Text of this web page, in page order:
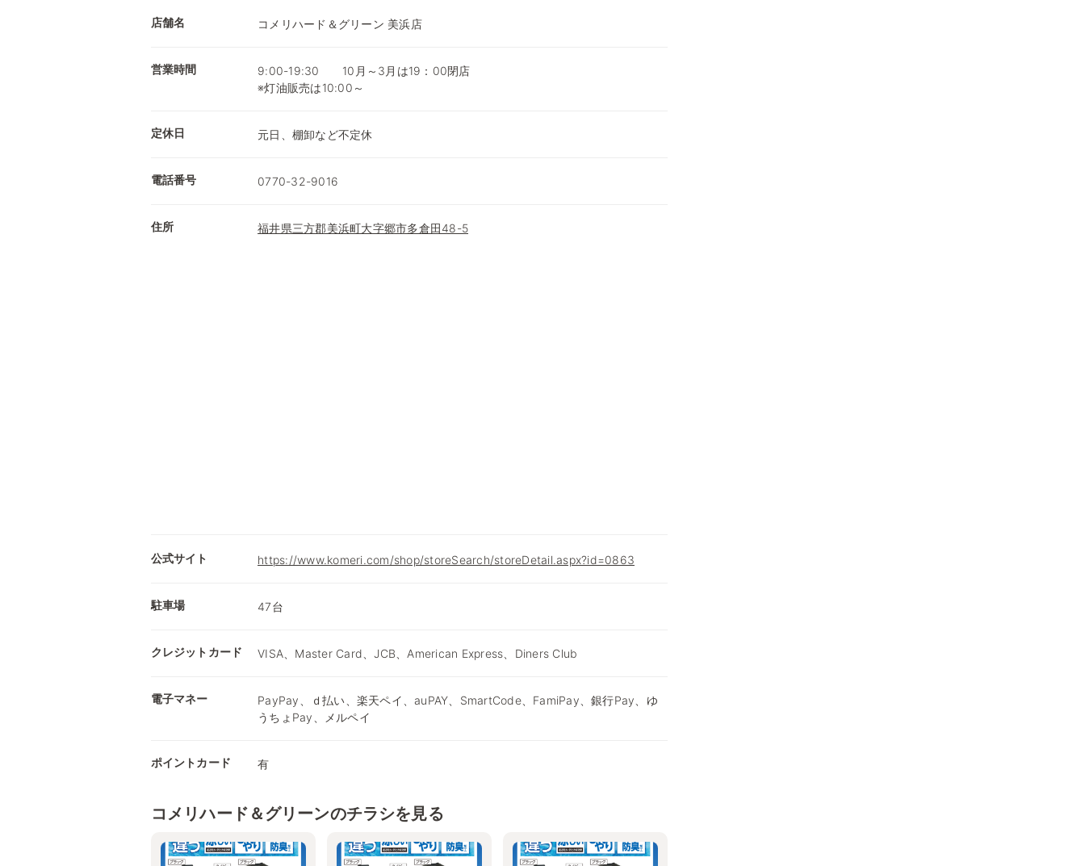
店舗名 コメリハード＆グリーン 美浜店
営業時間
9:00-19:30 10月～3月は19：00閉店
※灯油販売は10:00～
定休日 元日、棚卸など不定休
電話番号 0770-32-9016
住所 福井県三方郡美浜町大字郷市多倉田48-5
公式サイト https://www.komeri.com/shop/storeSearch/storeDetail.aspx?id=0863
駐車場 47台
クレジットカード VISA、Master Card、JCB、American Express、Diners Club
電子マネー
PayPay、ｄ払い、楽天ペイ、auPAY、SmartCode、FamiPay、銀行Pay、ゆ
うちょPay、メルペイ
ポイントカード 有
コメリハード＆グリーンのチラシを見る